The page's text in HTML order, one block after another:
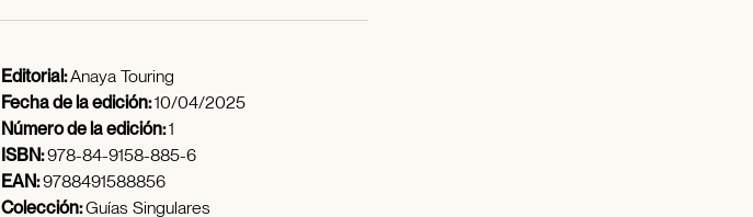
Editorial:Anaya Touring
Fecha de la edición:10/04/2025
Número de la edición:1
ISBN:978-84-9158-885-6
EAN:9788491588856
Colección:Guías Singulares